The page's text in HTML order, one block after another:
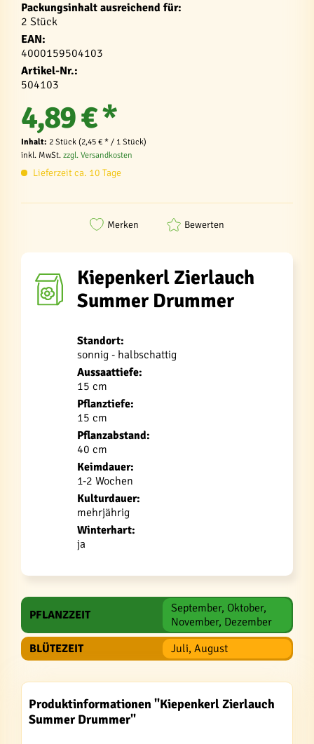
Packungsinhalt ausreichend für:
2 Stück
EAN:
4000159504103
Artikel-Nr.:
504103
4,89 € *
Inhalt: 2 Stück (2,45 € * / 1 Stück)
inkl. MwSt. zzgl. Versandkosten
Lieferzeit ca. 10 Tage
Merken Bewerten
Kiepenkerl Zierlauch
Summer Drummer
Standort:
sonnig - halbschattig
Aussaattiefe:
15 cm
Pflanztiefe:
15 cm
Pflanzabstand:
40 cm
Keimdauer:
1-2 Wochen
Kulturdauer:
mehrjährig
Winterhart:
ja
PFLANZZEIT
September, Oktober,
November, Dezember
BLÜTEZEIT
Juli, August
Produktinformationen "Kiepenkerl Zierlauch
Summer Drummer"